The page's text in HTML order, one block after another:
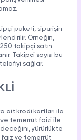
paketi, siparişin
Örneğin,
250 takipçi satın
Takipçi sayısı bu
telafiyi sağlar.
ait kredi kartları ile
ve temerrüt faizi ile
yürürlükte
faiz ve temerrüt